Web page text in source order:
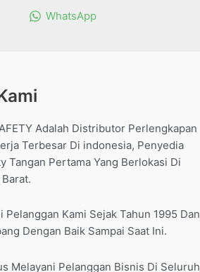
WhatsApp
Adalah Distributor Perlengkapan
Terbesar Di indonesia, Penyedia
Tangan Pertama Yang Berlokasi Di
Pelanggan Kami Sejak Tahun 1995 Dan
Dengan Baik Sampai Saat Ini.
Melayani Pelanggan Bisnis Di Seluruh